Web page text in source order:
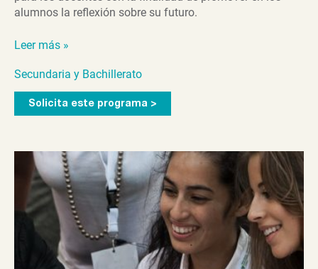
alumnos la reflexión sobre su futuro.
Orienta-
Leer más »
Secundaria y Bachillerato
Solicita este programa >